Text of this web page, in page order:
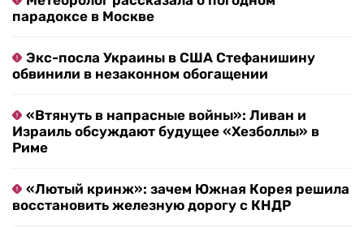
парадоксе в Москве
Экс-посла Украины в США Стефанишину
обвинили в незаконном обогащении
«Втянуть в напрасные войны»: Ливан и
Израиль обсуждают будущее «Хезболлы» в
Риме
«Лютый кринж»: зачем Южная Корея решила
восстановить железную дорогу с КНДР